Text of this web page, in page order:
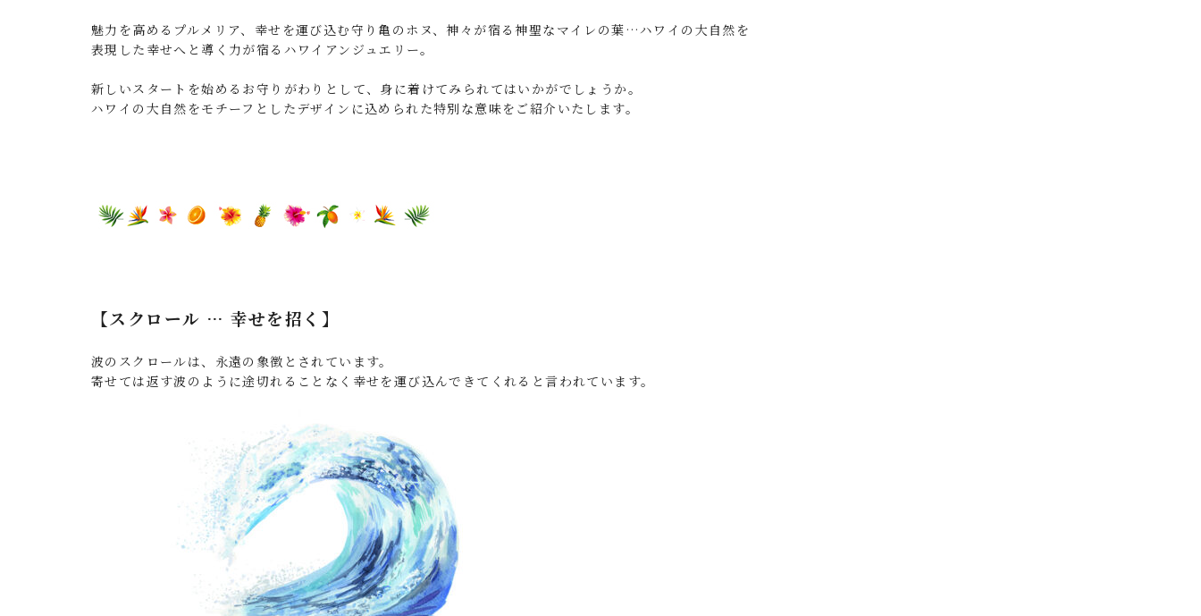
魅力を高めるプルメリア、幸せを運び込む守り亀のホヌ、神々が宿る神聖なマイレの葉…ハワイの大自然を
表現した 幸せへと導く力が宿る ハワイアンジュエリー。
新しいスタートを始めるお守りがわりとして、 身に着けてみられてはいかがでしょうか。
ハワイの大自然をモチーフとしたデザインに込められた特別な意味をご紹介いたします。
【スクロール … 幸せを招く】
波のスクロールは、永遠の象徴とされています。
寄せては返す波のように途切れることなく幸せを運び込んできてくれると言われています。